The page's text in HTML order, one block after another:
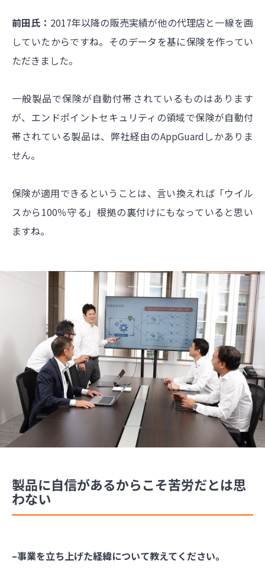
前田氏： 2017年以降の販売実績が他の代理店と一線を画
していたからですね。そのデータを基に保険を作ってい
ただきました。
一般製品で保険が自動付帯されているものはあります
が、エンドポイントセキュリティ の領域で保険が自動付
帯されている製品は、弊社経由のAppGuardしかありま
せん。
保険が適用できるということは、言い換えれば「ウイル
スから100％守る」根拠の裏付けにもなっていると思い
ますね。
製品に自信があるからこそ苦労だとは思
わない
–事業を立ち上げた経緯について教えてください。